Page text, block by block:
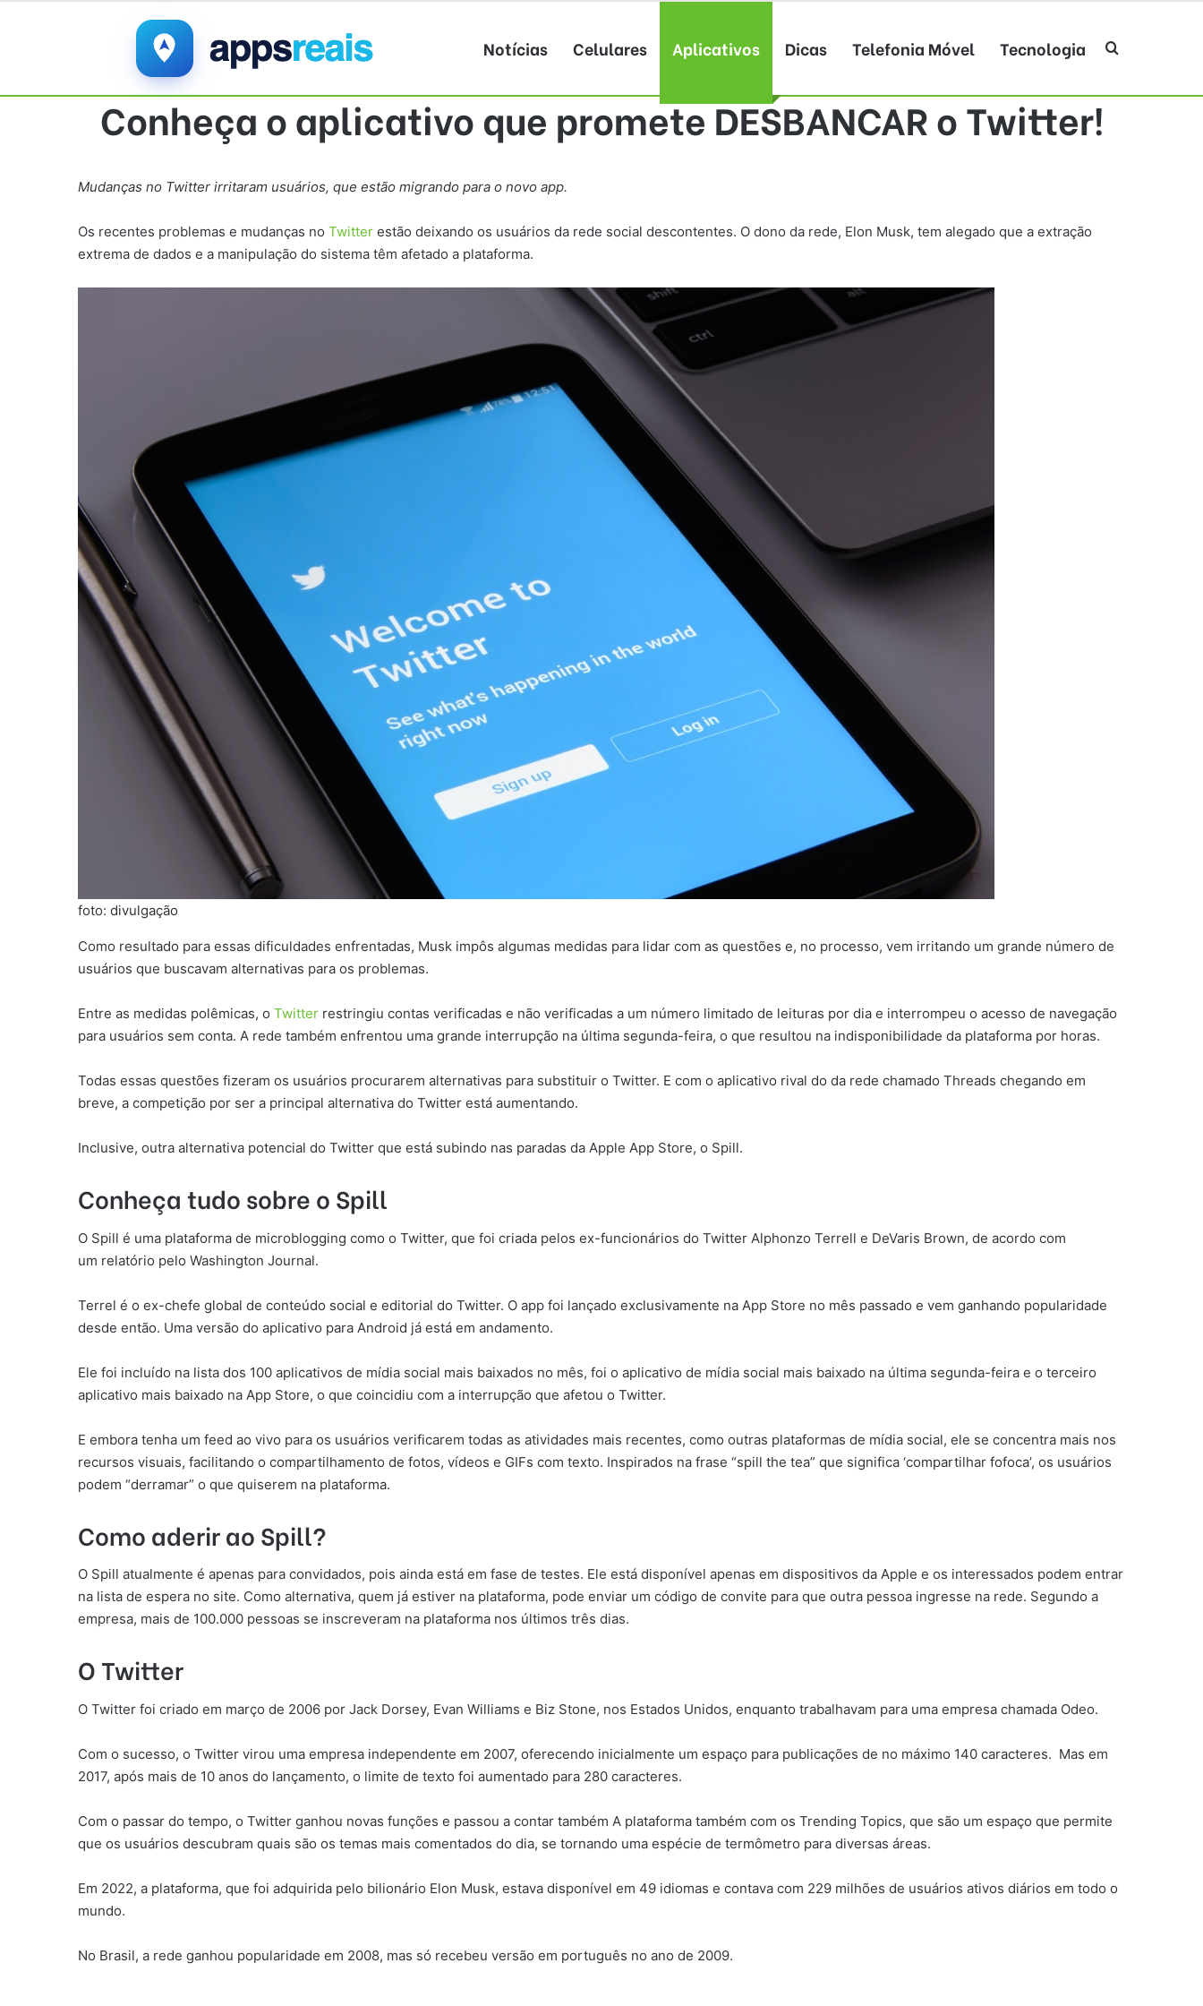
Notícias Celulares Aplicativos Dicas Telefonia Móvel Tecnologia Procurar por
Conheça o aplicativo que promete DESBANCAR o Twitter!
Mudanças no Twitter irritaram usuários, que estão migrando para o novo app.
Os recentes problemas e mudanças no Twitter estão deixando os usuários da rede social descontentes. O dono da rede, Elon Musk, tem alegado que a extração
extrema de dados e a manipulação do sistema têm afetado a plataforma.
foto: divulgação
Como resultado para essas dificuldades enfrentadas, Musk impôs algumas medidas para lidar com as questões e, no processo, vem irritando um grande número de
usuários que buscavam alternativas para os problemas.
Entre as medidas polêmicas, o Twitter restringiu contas verificadas e não verificadas a um número limitado de leituras por dia e interrompeu o acesso de navegação
para usuários sem conta. A rede também enfrentou uma grande interrupção na última segunda-feira, o que resultou na indisponibilidade da plataforma por horas.
Todas essas questões fizeram os usuários procurarem alternativas para substituir o Twitter. E com o aplicativo rival do da rede chamado Threads chegando em
breve, a competição por ser a principal alternativa do Twitter está aumentando.
Inclusive, outra alternativa potencial do Twitter que está subindo nas paradas da Apple App Store, o Spill.
Conheça tudo sobre o Spill
O Spill é uma plataforma de microblogging como o Twitter, que foi criada pelos ex-funcionários do Twitter Alphonzo Terrell e DeVaris Brown, de acordo com
um relatório pelo Washington Journal.
Terrel é o ex-chefe global de conteúdo social e editorial do Twitter. O app foi lançado exclusivamente na App Store no mês passado e vem ganhando popularidade
desde então. Uma versão do aplicativo para Android já está em andamento.
Ele foi incluído na lista dos 100 aplicativos de mídia social mais baixados no mês, foi o aplicativo de mídia social mais baixado na última segunda-feira e o terceiro
aplicativo mais baixado na App Store, o que coincidiu com a interrupção que afetou o Twitter.
E embora tenha um feed ao vivo para os usuários verificarem todas as atividades mais recentes, como outras plataformas de mídia social, ele se concentra mais nos
recursos visuais, facilitando o compartilhamento de fotos, vídeos e GIFs com texto. Inspirados na frase “spill the tea” que significa ‘compartilhar fofoca’, os usuários
podem “derramar” o que quiserem na plataforma.
Como aderir ao Spill?
O Spill atualmente é apenas para convidados, pois ainda está em fase de testes. Ele está disponível apenas em dispositivos da Apple e os interessados podem entrar
na lista de espera no site. Como alternativa, quem já estiver na plataforma, pode enviar um código de convite para que outra pessoa ingresse na rede. Segundo a
empresa, mais de 100.000 pessoas se inscreveram na plataforma nos últimos três dias.
O Twitter
O Twitter foi criado em março de 2006 por Jack Dorsey, Evan Williams e Biz Stone, nos Estados Unidos, enquanto trabalhavam para uma empresa chamada Odeo.
Com o sucesso, o Twitter virou uma empresa independente em 2007, oferecendo inicialmente um espaço para publicações de no máximo 140 caracteres. Mas em
2017, após mais de 10 anos do lançamento, o limite de texto foi aumentado para 280 caracteres.
Com o passar do tempo, o Twitter ganhou novas funções e passou a contar também A plataforma também com os Trending Topics, que são um espaço que permite
que os usuários descubram quais são os temas mais comentados do dia, se tornando uma espécie de termômetro para diversas áreas.
Em 2022, a plataforma, que foi adquirida pelo bilionário Elon Musk, estava disponível em 49 idiomas e contava com 229 milhões de usuários ativos diários em todo o
mundo.
No Brasil, a rede ganhou popularidade em 2008, mas só recebeu versão em português no ano de 2009.